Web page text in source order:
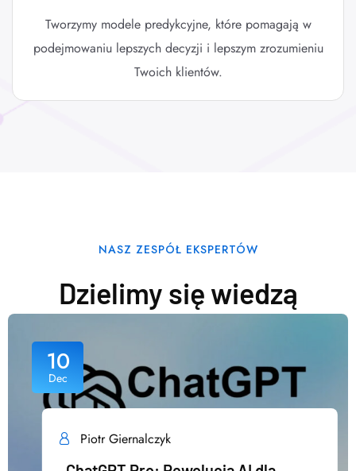
Tworzymy modele predykcyjne, które pomagają w
podejmowaniu lepszych decyzji i lepszym zrozumieniu
Twoich klientów.
NASZ ZESPÓŁ EKSPERTÓW
Dzielimy się wiedzą
10
Dec
Piotr Giernalczyk